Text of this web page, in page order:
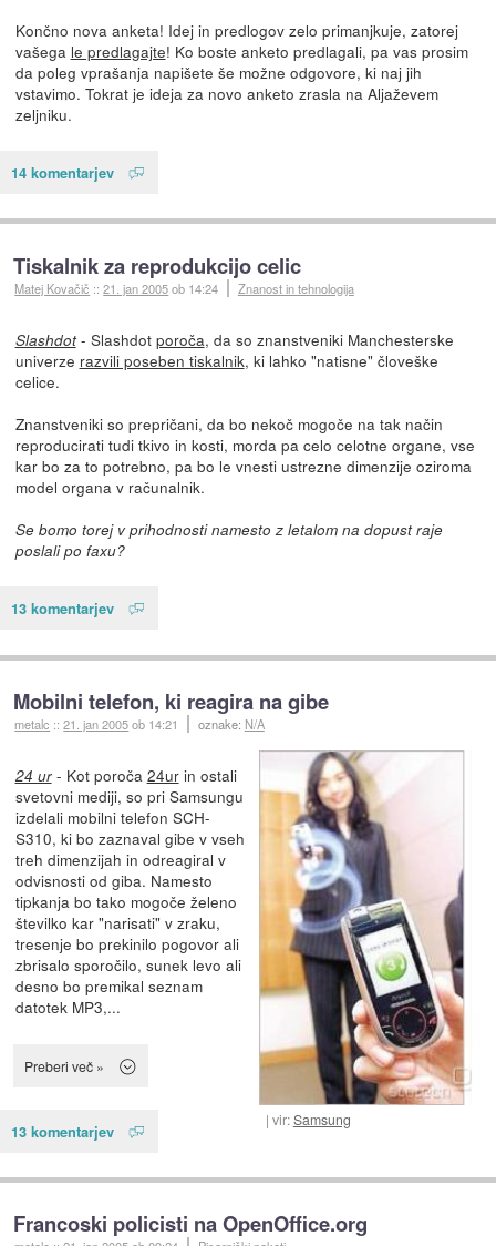
Končno nova anketa! Idej in predlogov zelo primanjkuje, zatorej
vašega le predlagajte! Ko boste anketo predlagali, pa vas prosim
da poleg vprašanja napišete še možne odgovore, ki naj jih
vstavimo. Tokrat je ideja za novo anketo zrasla na Aljaževem
zeljniku.
14 komentarjev
Tiskalnik za reprodukcijo celic
Matej Kovačič ::21. jan 2005ob 14:24 Znanost in tehnologija
Slashdot- Slashdot poroča, da so znanstveniki Manchesterske
univerze razvili poseben tiskalnik, ki lahko "natisne" človeške
celice.
Znanstveniki so prepričani, da bo nekoč mogoče na tak način
reproducirati tudi tkivo in kosti, morda pa celo celotne organe, vse
kar bo za to potrebno, pa bo le vnesti ustrezne dimenzije oziroma
model organa v računalnik.
Se bomo torej v prihodnosti namesto z letalom na dopust raje
poslali po faxu?
13 komentarjev
Mobilni telefon, ki reagira na gibe
metalc ::21. jan 2005ob 14:21 oznake: N/A
vir:Samsung
24 ur- Kot poroča 24urin ostali
svetovni mediji, so pri Samsungu
izdelali mobilni telefon SCH-
S310, ki bo zaznaval gibe v vseh
treh dimenzijah in odreagiral v
odvisnosti od giba. Namesto
tipkanja bo tako mogoče želeno
številko kar "narisati" v zraku,
tresenje bo prekinilo pogovor ali
zbrisalo sporočilo, sunek levo ali
desno bo premikal seznam
datotek MP3,...
Preberi več »
13 komentarjev
Francoski policisti na OpenOffice.org